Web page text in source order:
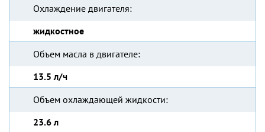
Охлаждение двигателя:
жидкостное
Объем масла в двигателе:
13.5 л/ч
Объем охлаждающей жидкости:
23.6 л